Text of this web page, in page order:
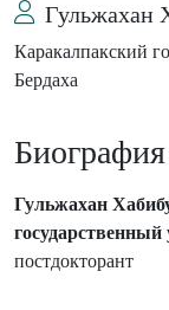
Гульжахан
Каракалпакский
Бердаха
Биография
Гульжахан
постдокторант